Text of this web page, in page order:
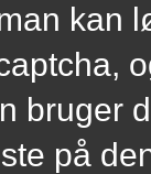
kan
bruger
på